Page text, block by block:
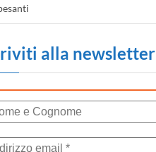
alla newsletter